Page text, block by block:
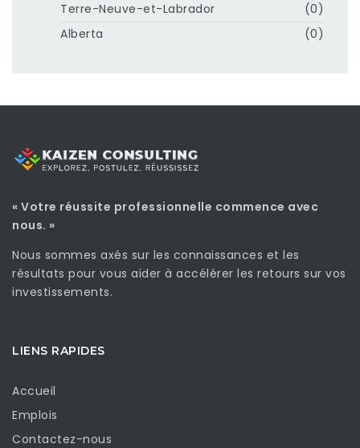
Terre-Neuve-et-Labrador
(0)
Alberta
(0)
« Votre réussite professionnelle commence avec
nous. »
Nous sommes axés sur les connaissances et les
résultats pour vous aider à accélérer les retours sur vos
investissements.
LIENS RAPIDES
Accueil
Emplois
Contactez-nous